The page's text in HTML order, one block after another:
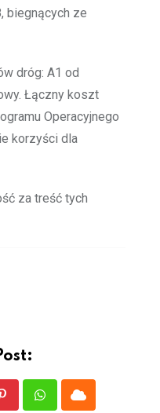
biegnących ze
dróg: A1 od
Łączny koszt
Operacyjnego
korzyści dla
za treść tych
PinterestWhatsappCloud